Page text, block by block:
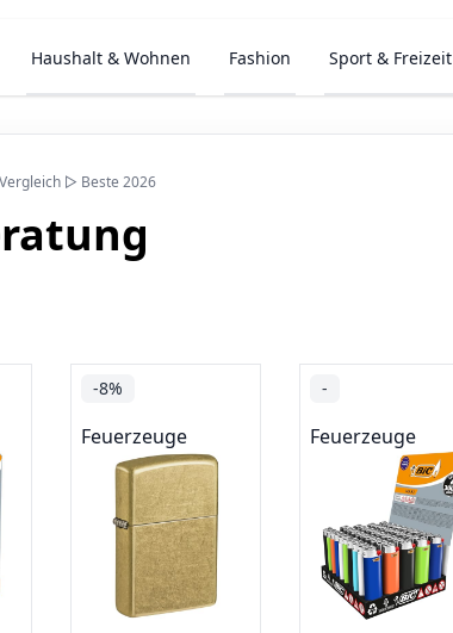
Haushalt & Wohnen Fashion Sport & Freizeit
▷ Beste 2026
-8%
Feuerzeuge
-
Feuerzeuge